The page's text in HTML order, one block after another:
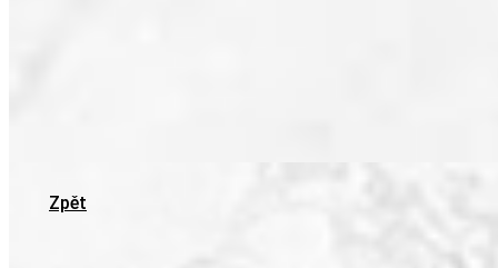
Zpět